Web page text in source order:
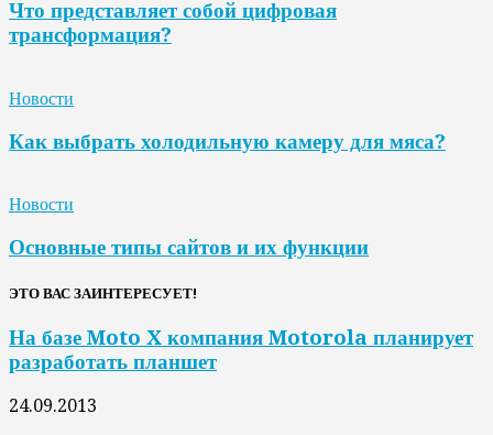
Что представляет собой цифровая
трансформация?
Новости
Как выбрать холодильную камеру для мяса?
Новости
Основные типы сайтов и их функции
ЭТО ВАС ЗАИНТЕРЕСУЕТ!
На базе Moto X компания Motorola планирует
разработать планшет
24.09.2013